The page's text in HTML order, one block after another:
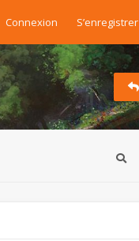
Connexion S’enregistrer